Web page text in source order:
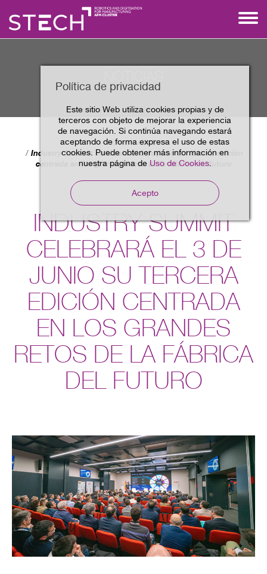
Política de privacidad
Este sitio Web utiliza cookies propias y de
terceros con objeto de mejorar la experiencia
de navegación. Si continúa navegando estará
aceptando de forma expresa el uso de estas
cookies. Puede obtener más información en
nuestra página de Uso de Cookies.
Acepto
Home Noticias
Industry Summit celebrará el 3 de junio su tercera edición
centrada en los grandes retos de la fábrica del futuro
INDUSTRY SUMMIT
CELEBRARÁ EL 3 DE
JUNIO SU TERCERA
EDICIÓN CENTRADA
EN LOS GRANDES
RETOS DE LA FÁBRICA
DEL FUTURO